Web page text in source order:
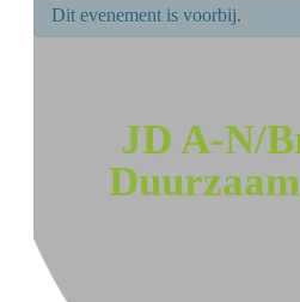
Dit evenement is voorbij.
JD A-N/